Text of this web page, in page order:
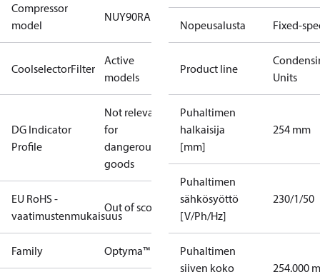
Compressor
model
NUY90RAb
CoolselectorFilter
Active
models
DG Indicator
Profile
Not relevant
for
dangerous
goods
EU RoHS -
vaatimustenmukaisuus
Out of scope
Family Optyma™
Nopeusalusta Fixed-
Product line
Units
Puhaltimen
halkaisija
[mm]
254 mm
Puhaltimen
sähkösyöttö
[V/Ph/Hz]
230/1/50
Puhaltimen
siiven koko
254.000